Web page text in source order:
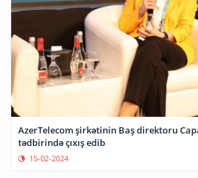
AzerTelecom şirkətinin Baş direktoru
tədbirində çıxış edib
15-02-2024